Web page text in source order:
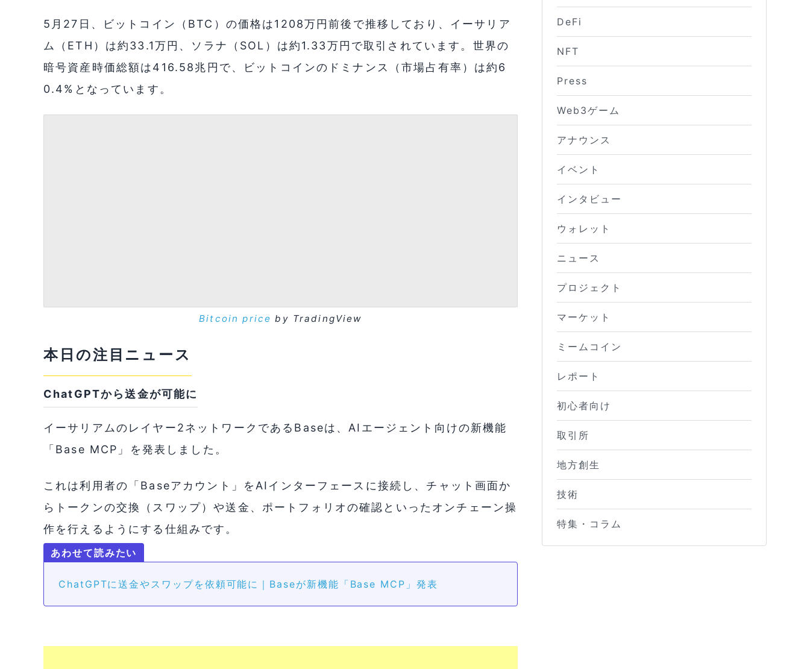
5月27日、ビットコイン（BTC）の価格は1208万円前後で推移しており、イーサリア
ム（ETH）は約33.1万円、ソラナ（SOL）は約1.33万円で取引されています。世界の
暗号資産時価総額は416.58兆円で、ビットコインのドミナンス（市場占有率）は約6
0.4%となっています。
Bitcoin price by TradingView
本日の注目ニュース
ChatGPTから送金が可能に
イーサリアムのレイヤー2ネットワークであるBaseは、AIエージェント向けの新機能
「Base MCP」を発表しました。
これは利用者の「Baseアカウント」をAIインターフェースに接続し、チャット画面か
らトークンの交換（スワップ）や送金、ポートフォリオの確認といったオンチェーン操
作を行えるようにする仕組みです。
ChatGPTに送金やスワップを依頼可能に｜Baseが新機能「Base MCP」発表
DeFi
NFT
Press
Web3ゲーム
アナウンス
イベント
インタビュー
ウォレット
ニュース
プロジェクト
マーケット
ミームコイン
レポート
初心者向け
取引所
地方創生
技術
特集・コラム